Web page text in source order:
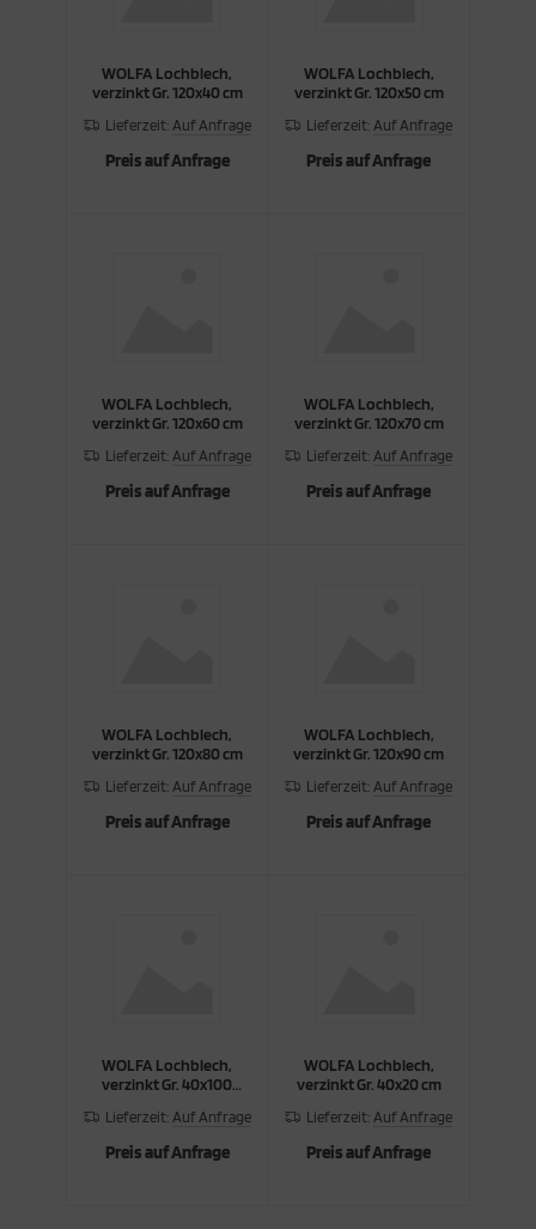
WOLFA Lochblech,
verzinkt Gr. 120x40 cm
Lieferzeit: Auf Anfrage
Preis auf Anfrage
WOLFA Lochblech,
verzinkt Gr. 120x50 cm
Lieferzeit: Auf Anfrage
Preis auf Anfrage
WOLFA Lochblech,
verzinkt Gr. 120x60 cm
Lieferzeit: Auf Anfrage
Preis auf Anfrage
WOLFA Lochblech,
verzinkt Gr. 120x70 cm
Lieferzeit: Auf Anfrage
Preis auf Anfrage
WOLFA Lochblech,
verzinkt Gr. 120x80 cm
Lieferzeit: Auf Anfrage
Preis auf Anfrage
WOLFA Lochblech,
verzinkt Gr. 120x90 cm
Lieferzeit: Auf Anfrage
Preis auf Anfrage
WOLFA Lochblech,
verzinkt Gr. 40x100
Lieferzeit: Auf Anfrage
Preis auf Anfrage
WOLFA Lochblech,
verzinkt Gr. 40x20 cm
Lieferzeit:Auf Anfrage
Preis auf Anfrage